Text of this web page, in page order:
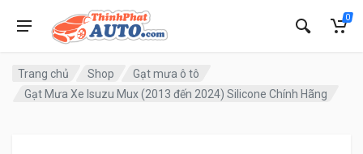
0
Trang chủ Shop
Gạt mưa ô tô
Gạt Mưa Xe Isuzu Mux (2013 đến 2024) Silicone Chính Hãng